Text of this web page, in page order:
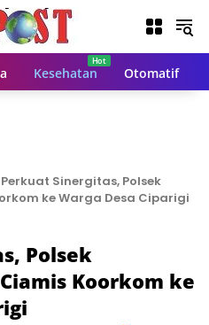
Kesehatan Otomatif
Perkuat Sinergitas, Polsek
ke Warga Desa Ciparigi
Polsek
Koorkom ke